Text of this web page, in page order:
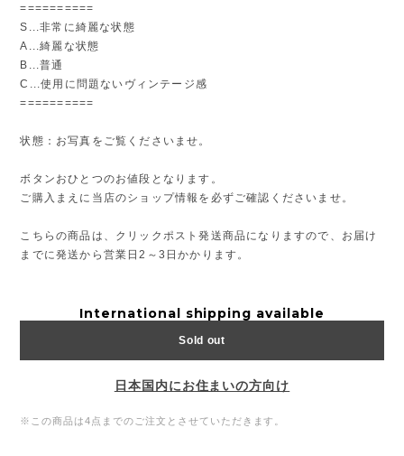
==========
S...非常に綺麗な状態
A...綺麗な状態
B...普通
C...使用に問題ないヴィンテージ感
==========
状態：お写真をご覧くださいませ。
ボタンおひとつのお値段となります。
ご購入まえに当店のショップ情報を必ずご確認くださいませ。
こちらの商品は、クリックポスト発送商品になりますので、お届け
までに発送から営業日2～3日かかります。
International shipping available
Sold out
日本国内にお住まいの方向け
※この商品は4点までのご注文とさせていただきます。